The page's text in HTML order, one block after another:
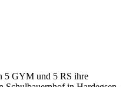
5 GYM und 5 RS ihre